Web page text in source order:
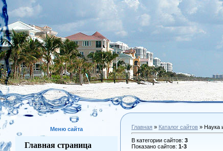
Меню сайта
Главная страница
Главная » Каталог сайтов » Наука
В категории сайтов: 3
Показано сайтов: 1-3